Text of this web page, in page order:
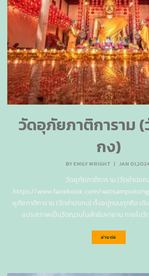
วัดอุภัยภาติการาม
กง)
BYEMILY WRIGHT | JAN 01,2024
วัดอุภัยภาติการาม (วัดซำปอก
https://www.facebook.com/
อุภัยภาติการาม (วัดซำปอกง) ตั้งอยู่ถนนศุภกิจ เดิ
แปรสภาพเป็นวัดญวนในลัทธิมหายาน ภายในวั
อ่านต่อ